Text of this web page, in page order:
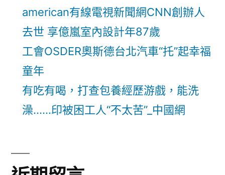
american有線電視新聞網CNN創辦人
去世 享億嵐室內設計年87歲
工會OSDER奧斯德台北汽車“托”起幸福
童年
有吃有喝，打查包養經歷游戲，能洗
澡……印被困工人“不太苦”_中國網